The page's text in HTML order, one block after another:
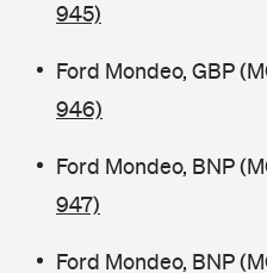
945)
Ford Mondeo, GBP
946)
Ford Mondeo, BNP
947)
Ford Mondeo, BNP